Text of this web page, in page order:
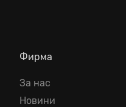
Фирма
За нас
Новини